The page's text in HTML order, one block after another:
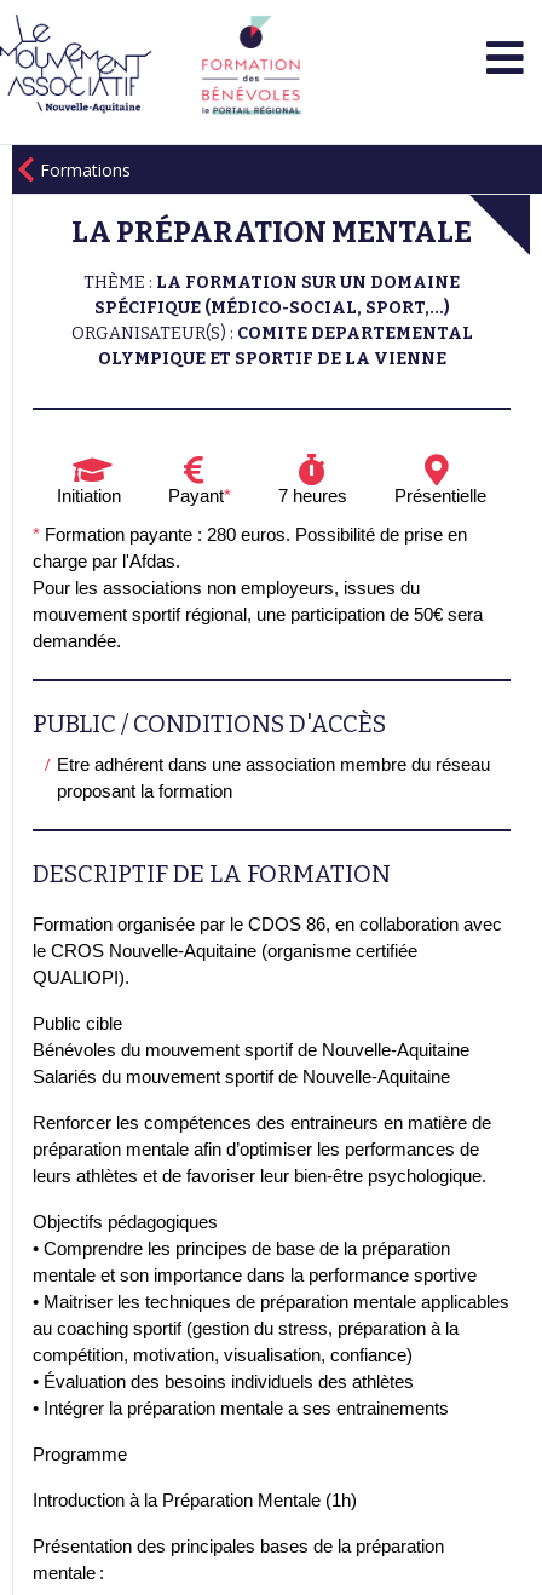
Formations
LA PRÉPARATION MENTALE
THÈME : LA FORMATION SUR UN DOMAINE
SPÉCIFIQUE (MÉDICO-SOCIAL, SPORT,...)
ORGANISATEUR(S) : COMITE DEPARTEMENTAL
OLYMPIQUE ET SPORTIF DE LA VIENNE
Initiation Payant* 7 heures
Présentielle
* Formation payante : 280 euros. Possibilité de prise en
charge par l'Afdas.
Pour les associations non employeurs, issues du
mouvement sportif régional, une participation de 50€ sera
demandée.
PUBLIC / CONDITIONS D'ACCÈS
Etre adhérent dans une association membre du réseau
proposant la formation
DESCRIPTIF DE LA FORMATION
Formation organisée par le CDOS 86, en collaboration avec
le CROS Nouvelle-Aquitaine (organisme certifiée
QUALIOPI).
Public cible
Bénévoles du mouvement sportif de Nouvelle-Aquitaine
Salariés du mouvement sportif de Nouvelle-Aquitaine
Renforcer les compétences des entraineurs en matière de
préparation mentale afin d’optimiser les performances de
leurs athlètes et de favoriser leur bien-être psychologique.
Objectifs pédagogiques
• Comprendre les principes de base de la préparation
mentale et son importance dans la performance sportive
• Maitriser les techniques de préparation mentale applicables
au coaching sportif (gestion du stress, préparation à la
compétition, motivation, visualisation, confiance)
• Évaluation des besoins individuels des athlètes
• Intégrer la préparation mentale a ses entrainements
Programme
Introduction à la Préparation Mentale (1h)
Présentation des principales bases de la préparation
mentale :